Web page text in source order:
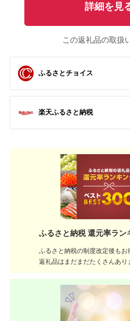
詳細を見
この返礼品の取扱
ふるさとチョイス
楽天ふるさと納税
ふるさと納税 還元率ラン
ふるさと納税の制度改定後もお
返礼品はまだまだたくさんあり